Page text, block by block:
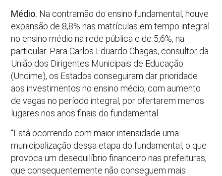
Médio. Na contramão do ensino fundamental, houve
expansão de 8,8% nas matrículas em tempo integral
no ensino médio na rede pública e de 5,6%, na
particular. Para Carlos Eduardo Chagas, consultor da
União dos Dirigentes Municipais de Educação
(Undime), os Estados conseguiram dar prioridade
aos investimentos no ensino médio, com aumento
de vagas no período integral, por ofertarem menos
lugares nos anos finais do fundamental.
“Está ocorrendo com maior intensidade uma
municipalização dessa etapa do fundamental, o que
provoca um desequilíbrio financeiro nas prefeituras,
que consequentemente não conseguem mais